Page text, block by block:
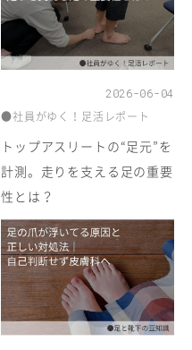
2026-06-04
●社員がゆく！足活レポート
トップアスリートの“足元”を
計測。走りを支える足の重要
性とは？